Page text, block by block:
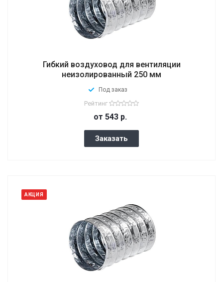
Гибкий воздуховод для вентиляции
неизолированный 250 мм
Под заказ
Рейтинг
от 543 р.
Заказать
АКЦИЯ